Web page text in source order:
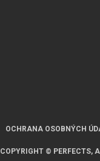
OCHRANA OSOBNÝCH
COPYRIGHT © PERFECTS,